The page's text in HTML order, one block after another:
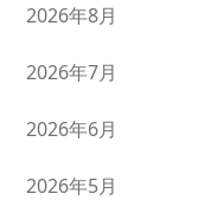
2026年8月
2026年7月
2026年6月
2026年5月